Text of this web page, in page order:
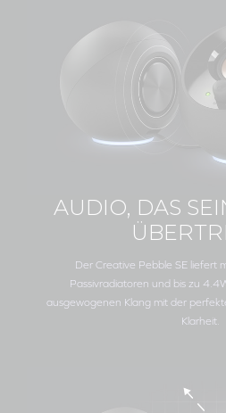
AUDIO, DAS
Der Creative Pebble SEliefert
Passivradiatoren und bis zu
ausgewogenen Klang mit der
Klarheit.